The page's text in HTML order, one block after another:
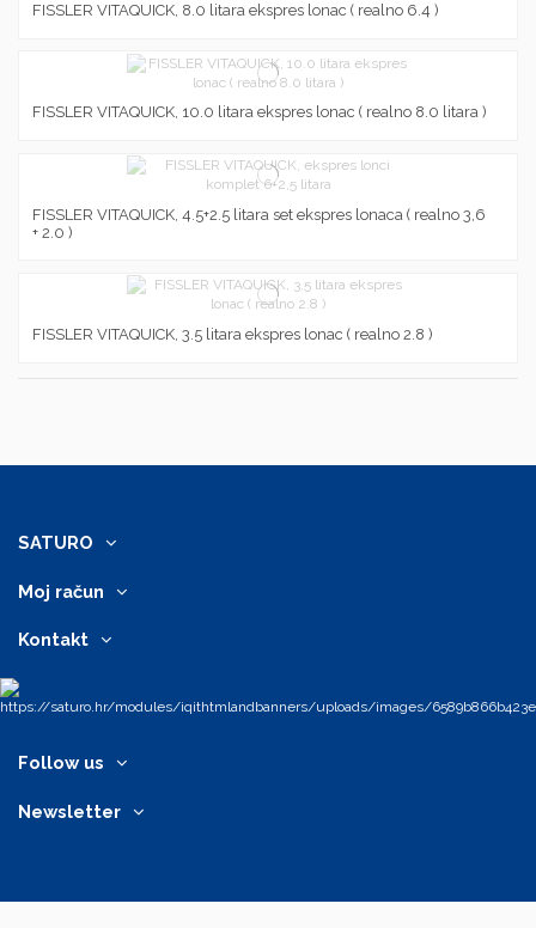
FISSLER VITAQUICK, 8.0 litara ekspres lonac ( realno 6.4 )
FISSLER VITAQUICK, 10.0 litara ekspres lonac ( realno 8.0 litara )
FISSLER VITAQUICK, 4.5+2.5 litara set ekspres lonaca ( realno 3,6
+ 2.0 )
FISSLER VITAQUICK, 3.5 litara ekspres lonac ( realno 2.8 )
SATURO
Moj račun
Kontakt
Follow us
Newsletter